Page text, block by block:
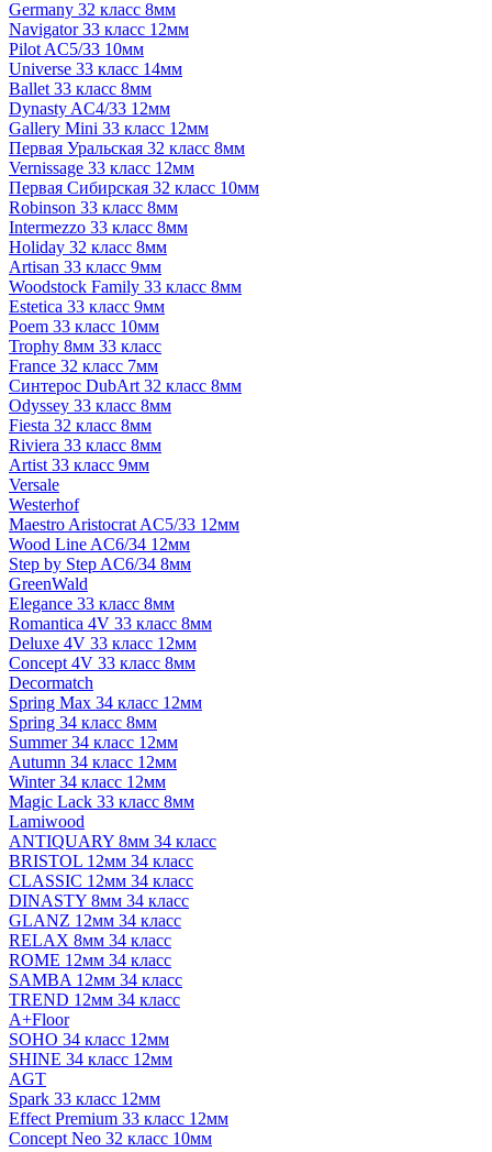
Germany 32 класс 8мм
Navigator 33 класс 12мм
Pilot AC5/33 10мм
Universe 33 класс 14мм
Ballet 33 класс 8мм
Dynasty AC4/33 12мм
Gallery Mini 33 класс 12мм
Первая Уральская 32 класс 8мм
Vernissage 33 класс 12мм
Первая Сибирская 32 класс 10мм
Robinson 33 класс 8мм
Intermezzo 33 класс 8мм
Holiday 32 класс 8мм
Artisan 33 класс 9мм
Woodstock Family 33 класс 8мм
Estetica 33 класс 9мм
Poem 33 класс 10мм
Trophy 8мм 33 класс
France 32 класс 7мм
Синтерос DubArt 32 класс 8мм
Odyssey 33 класс 8мм
Fiesta 32 класс 8мм
Riviera 33 класс 8мм
Artist 33 класс 9мм
Versale
Westerhof
Maestro Aristocrat AC5/33 12мм
Wood Line AC6/34 12мм
Step by Step AC6/34 8мм
GreenWald
Elegance 33 класс 8мм
Romantica 4V 33 класс 8мм
Deluxe 4V 33 класс 12мм
Concept 4V 33 класс 8мм
Decormatch
Spring Max 34 класс 12мм
Spring 34 класс 8мм
Summer 34 класс 12мм
Autumn 34 класс 12мм
Winter 34 класс 12мм
Magic Lack 33 класс 8мм
Lamiwood
ANTIQUARY 8мм 34 класс
BRISTOL 12мм 34 класс
CLASSIC 12мм 34 класс
DINASTY 8мм 34 класс
GLANZ 12мм 34 класс
RELAX 8мм 34 класс
ROME 12мм 34 класс
SAMBA 12мм 34 класс
TREND 12мм 34 класс
A+Floor
SOHO 34 класс 12мм
SHINE 34 класс 12мм
AGT
Spark 33 класс 12мм
Effect Premium 33 класс 12мм
Concept Neo 32 класс 10мм